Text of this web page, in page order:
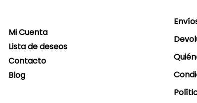
Mi Cuenta
Lista de deseos
Contacto
Blog